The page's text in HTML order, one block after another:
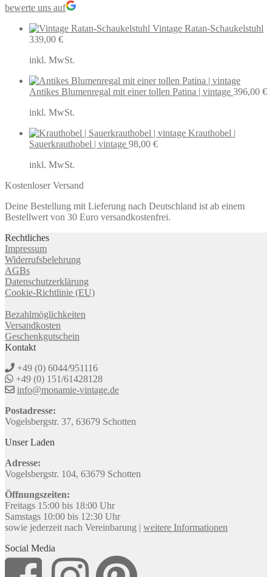
bewerte uns auf
Vintage Ratan-Schaukelstuhl
339,00 €
inkl. MwSt.
Antikes Blumenregal mit einer tollen Patina | vintage 396,00 €
inkl. MwSt.
Krauthobel |
Sauerkrauthobel | vintage 98,00 €
inkl. MwSt.
Kostenloser Versand
Deine Bestellung mit Lieferung nach Deutschland ist ab einem
Bestellwert von 30 Euro versandkostenfrei.
Rechtliches
Impressum
Widerrufsbelehrung
AGBs
Datenschutzerklärung
Cookie-Richtlinie (EU)
Bezahlmöglichkeiten
Versandkosten
Geschenkgutschein
Kontakt
+49 (0) 6044/951116
+49 (0) 151/61428128
info@monamie-vintage.de
Postadresse:
Vogelsbergstr. 37, 63679 Schotten
Unser Laden
Adresse:
Vogelsbergstr. 104, 63679 Schotten
Öffnungszeiten:
Freitags 15:00 bis 18:00 Uhr
Samstags 10:00 bis 12:30 Uhr
sowie jederzeit nach Vereinbarung | weitere Informationen
Social Media